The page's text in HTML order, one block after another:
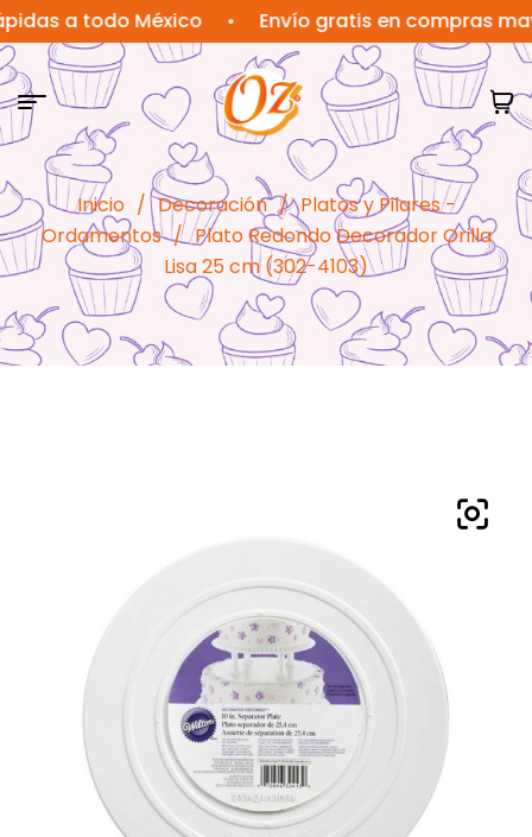
a todo México • Envío gratis en compras mayores
Inicio / Decoración / Platos y Pilares -
Ordamentos / Plato Redondo Decorador Orilla
Lisa 25 cm (302-4103)